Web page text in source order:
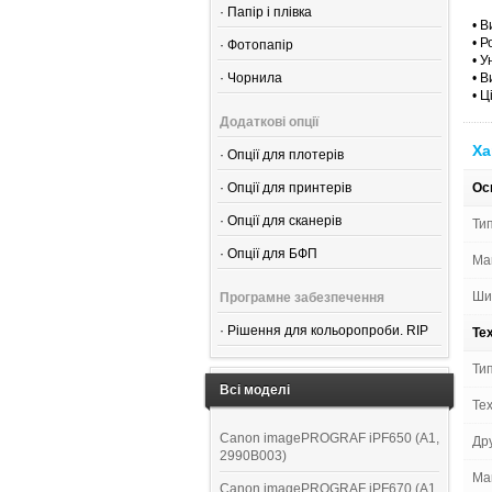
· Папір і плівка
· Фотопапір
· Чорнила
Додаткові опції
· Опції для плотерів
· Опції для принтерів
· Опції для сканерів
· Опції для БФП
Програмне забезпечення
· Рішення для кольоропроби. RIP
Всі моделі
Canon imagePROGRAF iPF650 (A1,
2990B003)
Canon imagePROGRAF iPF670 (A1,
•
•
•
•
•